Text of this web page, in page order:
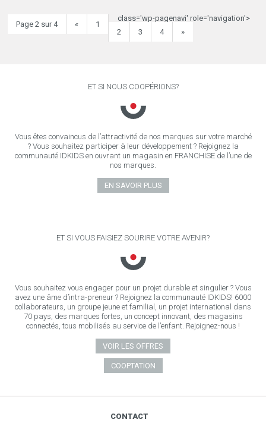
class='wp-pagenavi' role='navigation'>
Page 2 sur 4 «
1
2
3 4 »
ET SI NOUS COOPÉRIONS?
Vous êtes convaincus de l’attractivité de nos marques sur votre marché
? Vous souhaitez participer à leur développement ? Rejoignez la
communauté IDKIDS en ouvrant un magasin en FRANCHISE de l’une de
nos marques.
EN SAVOIR PLUS
ET SI VOUS FAISIEZ SOURIRE VOTRE AVENIR?
Vous souhaitez vous engager pour un projet durable et singulier ? Vous
avez une âme d’intra-preneur ? Rejoignez la communauté IDKIDS! 6000
collaborateurs, un groupe jeune et familial, un projet international dans
70 pays, des marques fortes, un concept innovant, des magasins
connectés, tous mobilisés au service de l’enfant. Rejoignez-nous !
VOIR LES OFFRES
COOPTATION
CONTACT